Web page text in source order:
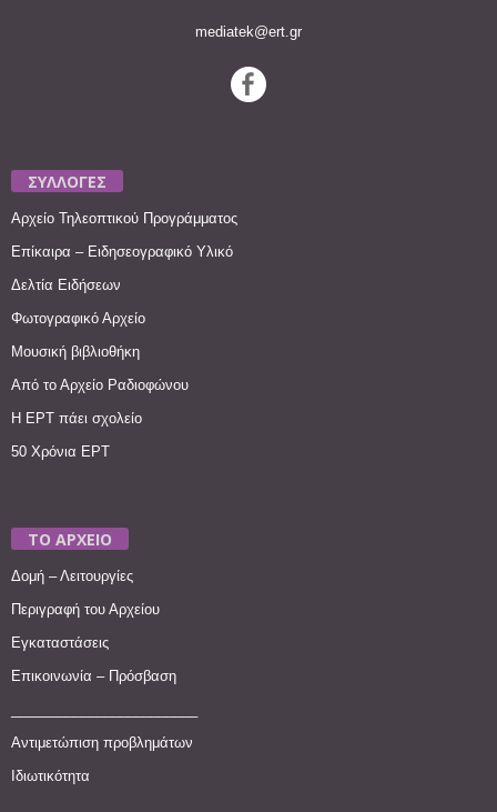
mediatek@ert.gr
ΣΥΛΛΟΓΕΣ
Αρχείο Τηλεοπτικού Προγράμματος
Επίκαιρα – Ειδησεογραφικό Υλικό
Δελτία Ειδήσεων
Φωτογραφικό Αρχείο
Μουσική βιβλιοθήκη
Από το Αρχείο Ραδιοφώνου
Η ΕΡΤ πάει σχολείο
50 Χρόνια ΕΡΤ
ΤΟ ΑΡΧΕΙΟ
Δομή – Λειτουργίες
Περιγραφή του Αρχείου
Εγκαταστάσεις
Επικοινωνία – Πρόσβαση
Αντιμετώπιση προβλημάτων
Ιδιωτικότητα